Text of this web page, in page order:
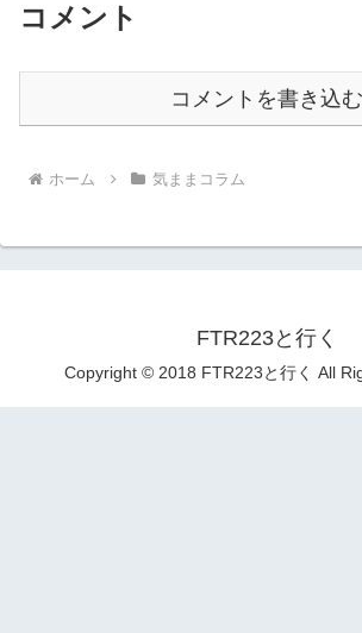
コメント
コメントを書き込む
ホーム 気ままコラム
FTR223と行く
Copyright © 2018 FTR223と行く All